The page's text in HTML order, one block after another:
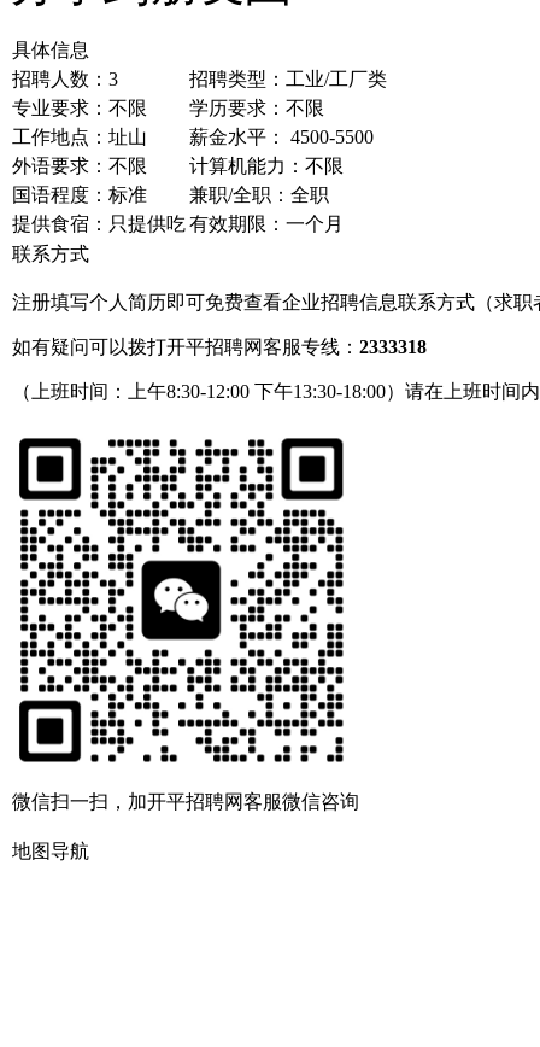
具体信息
招聘人数：3
招聘类型：工业/工厂类
专业要求：不限
学历要求：不限
工作地点：址山
薪金水平： 4500-5500
外语要求：不限
计算机能力：不限
国语程度：标准
兼职/全职：全职
提供食宿：只提供吃有效期限：一个月
联系方式
注册填写个人简历即可免费查看企业招聘信息联系方式（求
如有疑问可以拨打开平招聘网客服专线： 2333318
（上班时间：上午8:30-12:00 下午13:30-18:00）请在上班时间
微信扫一扫，加开平招聘网客服微信咨询
地图导航